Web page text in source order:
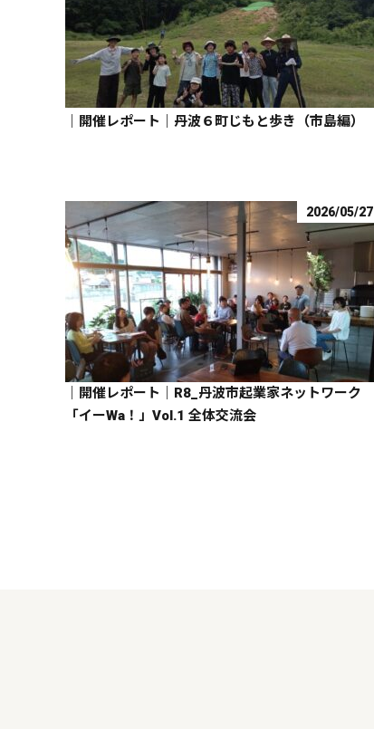
｜開催レポート｜丹波６町じもと歩き（市島編）
2026/05/27
｜開催レポート｜R8_丹波市起業家ネットワーク
「イーWa！」Vol.1 全体交流会